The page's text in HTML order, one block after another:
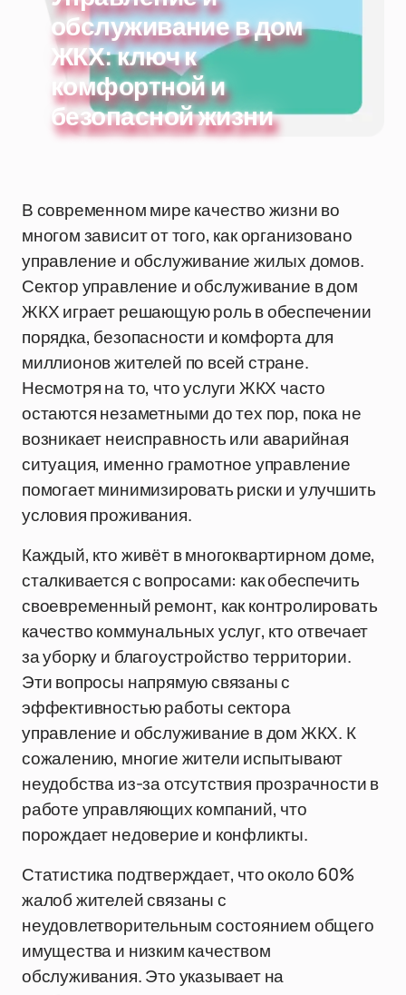
обслуживание в дом
ЖКХ: ключ к
комфортной и
безопасной жизни
В современном мире качество жизни во
многом зависит от того, как организовано
управление и обслуживание жилых домов.
Сектор управление и обслуживание в дом
ЖКХ играет решающую роль в обеспечении
порядка, безопасности и комфорта для
миллионов жителей по всей стране.
Несмотря на то, что услуги ЖКХ часто
остаются незаметными до тех пор, пока не
возникает неисправность или аварийная
ситуация, именно грамотное управление
помогает минимизировать риски и улучшить
условия проживания.
Каждый, кто живёт в многоквартирном доме,
сталкивается с вопросами: как обеспечить
своевременный ремонт, как контролировать
качество коммунальных услуг, кто отвечает
за уборку и благоустройство территории.
Эти вопросы напрямую связаны с
эффективностью работы сектора
управление и обслуживание в дом ЖКХ. К
сожалению, многие жители испытывают
неудобства из-за отсутствия прозрачности в
работе управляющих компаний, что
порождает недоверие и конфликты.
Статистика подтверждает, что около 60%
жалоб жителей связаны с
неудовлетворительным состоянием общего
имущества и низким качеством
обслуживания. Это указывает на